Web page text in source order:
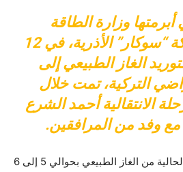
أبرمتها وزارة الطاقة
السورية، مع شركة “سوكار” الأذرية، في 12
الغاز الطبيعي إلى
التركية، تمت خلال
الانتقالية أحمد الشرع
مع وفد من المرافقين.
وتُقدّر حاجة سوريا الحالية من الغاز الطبيعي بحوالي 5 إلى 6